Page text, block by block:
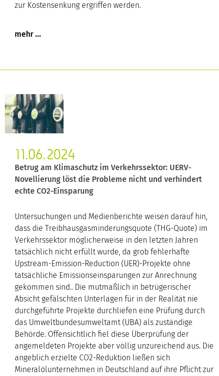
zur Kostensenkung ergriffen werden.
11.06.2024
Betrug am Klimaschutz im Verkehrssektor: UERV-
Novellierung löst die Probleme nicht und verhindert
echte CO2-Einsparung
Untersuchungen und Medienberichte weisen darauf hin,
dass die Treibhausgasminderungsquote (THG-Quote) im
Verkehrssektor möglicherweise in den letzten Jahren
tatsächlich nicht erfüllt wurde, da grob fehlerhafte
Upstream-Emission-Reduction (UER)-Projekte ohne
tatsächliche Emissionseinsparungen zur Anrechnung
gekommen sind.. Die mutmaßlich in betrügerischer
Absicht gefälschten Unterlagen für in der Realität nie
durchgeführte Projekte durchliefen eine Prüfung durch
das Umweltbundesumweltamt (UBA) als zuständige
Behörde. Offensichtlich fiel diese Überprüfung der
angemeldeten Projekte aber völlig unzureichend aus. Die
angeblich erzielte CO2-Reduktion ließen sich
Mineralölunternehmen in Deutschland auf ihre Pflicht zur